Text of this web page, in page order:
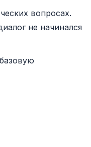
вопросах.
не начинался